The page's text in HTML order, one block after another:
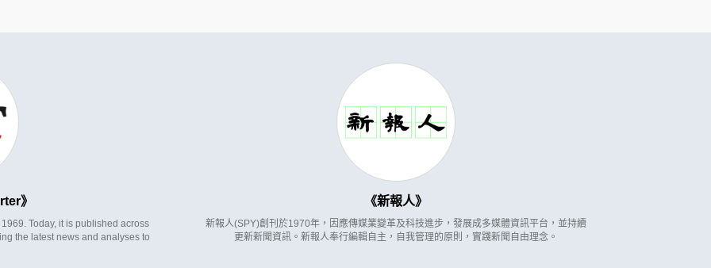
Today, it is published across
the latest news and analyses to
新報人
新報人(SPY)創刊於1970年，因應傳媒業變革及科技進步，發展成多媒體資訊平台，並持續
更新新聞資訊。新報人奉行編輯自主，自我管理的原則，實踐新聞自由理念。